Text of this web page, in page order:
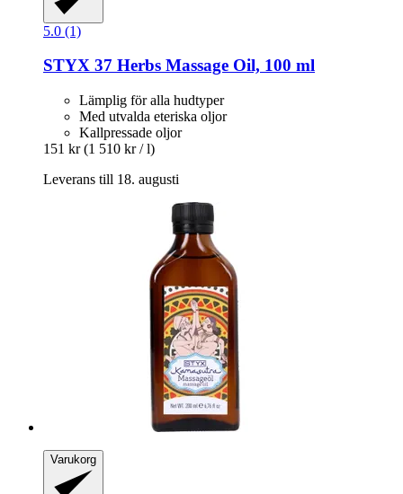
5.0 (1)
STYX 37 Herbs Massage Oil, 100 ml
Lämplig för alla hudtyper
Med utvalda eteriska oljor
Kallpressade oljor
151 kr (1 510 kr / l)
Leverans till 18. augusti
Varukorg